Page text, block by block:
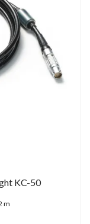
KC-50
m